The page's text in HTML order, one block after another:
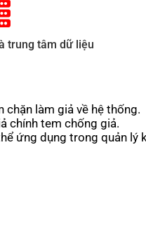
trung tâm dữ liệu
chặn làm giả về hệ thống.
chính tem chống giả.
ứng dụng trong quản lý